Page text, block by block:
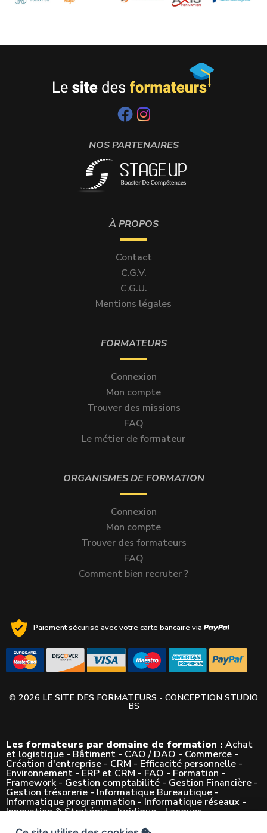
NOS PARTENAIRES
À PROPOS
Contact
C.G.V.
C.G.U.
Mentions légales
FORMATEURS
Connexion
Mon compte
Trouver des missions
FAQ
Le métier de formateur
ORGANISMES DE FORMATION
Connexion
Mon compte
Trouver des formateurs
FAQ
Comment bien recruter ?
Paiement sécurisé avec votre carte bancaire via
© 2026 LE SITE DES FORMATEURS - CONCEPTION STUDIO
BS
Les formateurs par domaine de formation : Achat
et logistique - Bâtiment - CAO / DAO - Commerce -
Création d'entreprise - CRM - Efficacité personnelle -
Environnement - ERP et CRM - FAO - Formation -
Framework - Gestion comptabilité - Gestion Financière -
Gestion trésorerie - Informatique Bureautique -
Informatique programmation - Informatique réseaux -
Innovation & Stratégie-Juridique-Langues-